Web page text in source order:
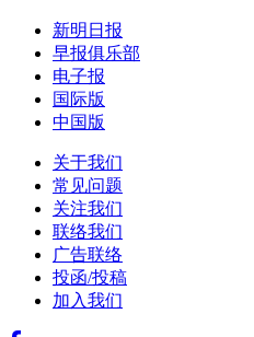
新明日报
早报俱乐部
电子报
国际版
中国版
关于我们
常见问题
关注我们
联络我们
广告联络
投函/投稿
加入我们